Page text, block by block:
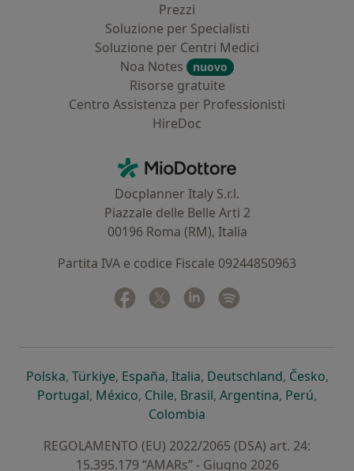
Prezzi
Soluzione per Specialisti
Soluzione per Centri Medici
Noa Notes
nuovo
Risorse gratuite
Centro Assistenza per Professionisti
HireDoc
MioDottore - Homepage
Docplanner Italy S.r.l.
Piazzale delle Belle Arti 2
00196 Roma (RM), Italia
Partita IVA e codice Fiscale 09244850963
Facebook
si apre in una nuova scheda
Twitter
si apre in una nuova scheda
Linkedin
si apre in una nuova
Polskasi apre in una nuova scheda
, Türkiyesi apre in una nuova scheda
, Españasi apre in una nuova scheda
, Italiasi apre in una nuova
, Deutschlandsi apre in
, Českosi
,
Portugalsi apre in una nuova scheda
, Méxicosi apre in una nuova scheda
, Chilesi apre in una nuova scheda
, Brasilsi apre in una nuova
, Argentinasi apre in
, Perúsi
,
Colombia
REGOLAMENTO (EU) 2022/2065 (DSA) art. 24:
15.395.179 “AMARs” - Giugno 2026